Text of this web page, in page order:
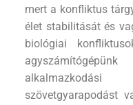
mert a konfliktus
élet stabilitását és
biológiai
szövetgyarapodást